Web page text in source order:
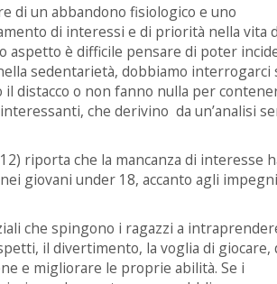
di un abbandono fisiologico e uno
di interessi e di priorità nella vita
aspetto è difficile pensare di poter
sedentarietà, dobbiamo interrogarci
distacco o non fanno nulla per
che derivino da un’analisi
riporta che la mancanza di interesse
giovani under 18, accanto agli impegni
che spingono i ragazzi a
il divertimento, la voglia di giocare,
e migliorare le proprie abilità. Se i